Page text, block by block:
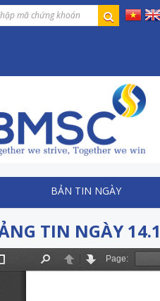
BẢN TIN NGÀY
TIN NGÀY